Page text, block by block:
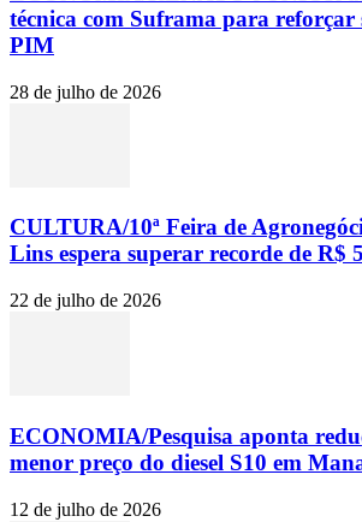
técnica com Suframa para reforçar
PIM
28 de julho de 2026
CULTURA/10ª Feira de
Lins espera superar recorde de R$
22 de julho de 2026
ECONOMIA/Pesquisa aponta
menor preço do diesel S10 em
12 de julho de 2026